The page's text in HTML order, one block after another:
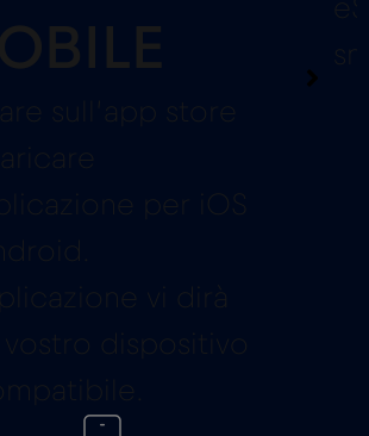
sull’app store
per iOS
vi dirà
vostro dispositivo